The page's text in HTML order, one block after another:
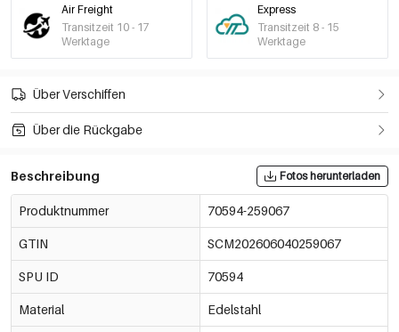
Air Freight
Transitzeit 10 - 17
Werktage
Express
Transitzeit 8 - 15
Werktage
Über Verschiffen
Über die Rückgabe
Beschreibung Fotos herunterladen
Produktnummer 70594-259067
GTIN SCM202606040259067
SPU ID 70594
Material Edelstahl